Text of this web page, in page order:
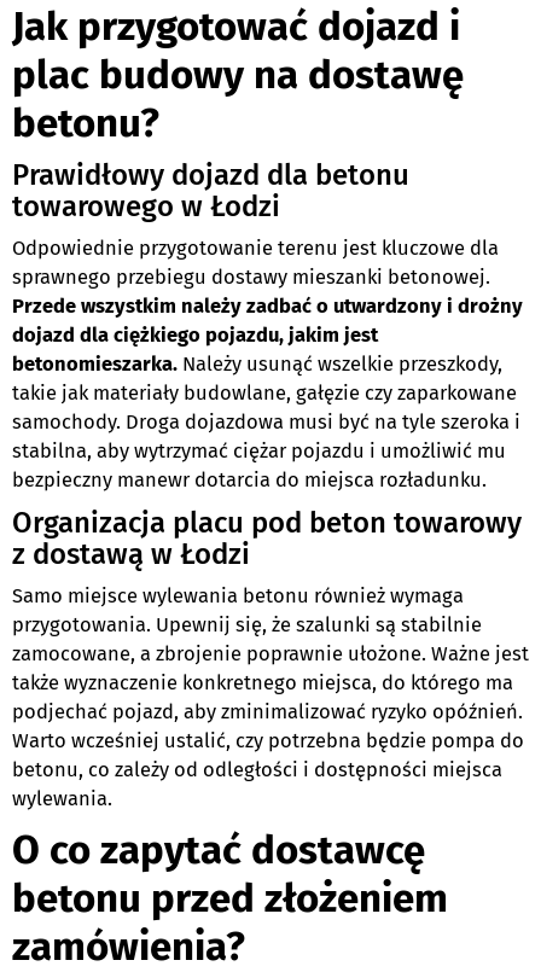
Jak przygotować dojazd i
plac budowy na dostawę
betonu?
Prawidłowy dojazd dla betonu
towarowego w Łodzi
Odpowiednie przygotowanie terenu jest kluczowe dla
sprawnego przebiegu dostawy mieszanki betonowej.
Przede wszystkim należy zadbać o utwardzony i drożny
dojazd dla ciężkiego pojazdu, jakim jest
betonomieszarka. Należy usunąć wszelkie przeszkody,
takie jak materiały budowlane, gałęzie czy zaparkowane
samochody. Droga dojazdowa musi być na tyle szeroka i
stabilna, aby wytrzymać ciężar pojazdu i umożliwić mu
bezpieczny manewr dotarcia do miejsca rozładunku.
Organizacja placu pod beton towarowy
z dostawą w Łodzi
Samo miejsce wylewania betonu również wymaga
przygotowania. Upewnij się, że szalunki są stabilnie
zamocowane, a zbrojenie poprawnie ułożone. Ważne jest
także wyznaczenie konkretnego miejsca, do którego ma
podjechać pojazd, aby zminimalizować ryzyko opóźnień.
Warto wcześniej ustalić, czy potrzebna będzie pompa do
betonu, co zależy od odległości i dostępności miejsca
wylewania.
O co zapytać dostawcę
betonu przed złożeniem
zamówienia?